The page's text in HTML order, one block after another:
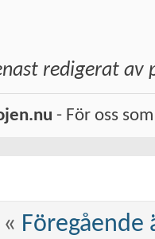
redigerat av
- För oss
« Föregående